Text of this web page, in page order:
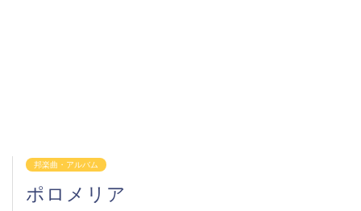
邦楽曲・アルバム
ポロメリア